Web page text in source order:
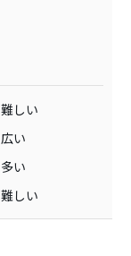
難しい
広い
多い
難しい